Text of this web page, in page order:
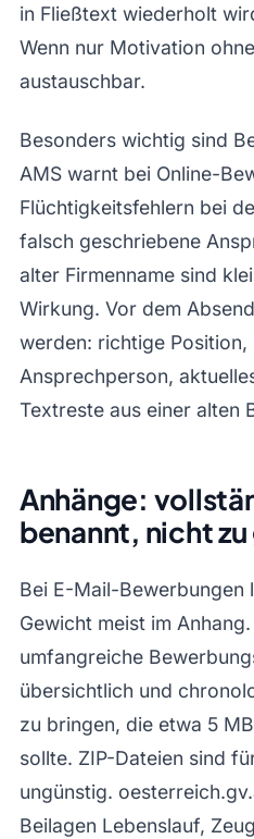
in Fließtext wiederholt
Wenn nur Motivation
austauschbar.
Besonders wichtig sind
AMS warnt bei Online-
Flüchtigkeitsfehlern bei
falsch geschriebene
alter Firmenname sind
Wirkung. Vor dem
werden: richtige
Ansprechperson,
Textreste aus einer alten
Anhänge:
benannt, nicht
Bei E-Mail-Bewerbungen
Gewicht meist im
umfangreiche
übersichtlich und
zu bringen, die etwa 5
sollte. ZIP-Dateien sind
ungünstig.
Beilagen Lebenslauf,